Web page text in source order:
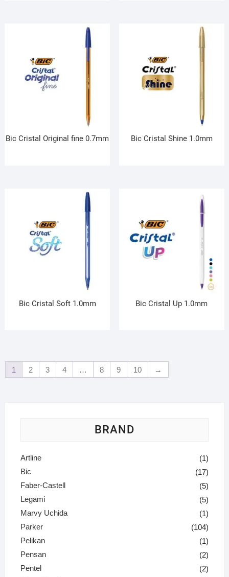
Bic Cristal Original fine 0.7mm Bic Cristal Shine 1.0mm
Bic Cristal Soft 1.0mm Bic Cristal Up 1.0mm
1 2 3 4 … 8 9 10 →
BRAND
Artline
(1)
Bic
(17)
Faber-Castell
(5)
Legami
(5)
Marvy Uchida
(1)
Parker
(104)
Pelikan
(1)
Pensan
(2)
Pentel
(2)